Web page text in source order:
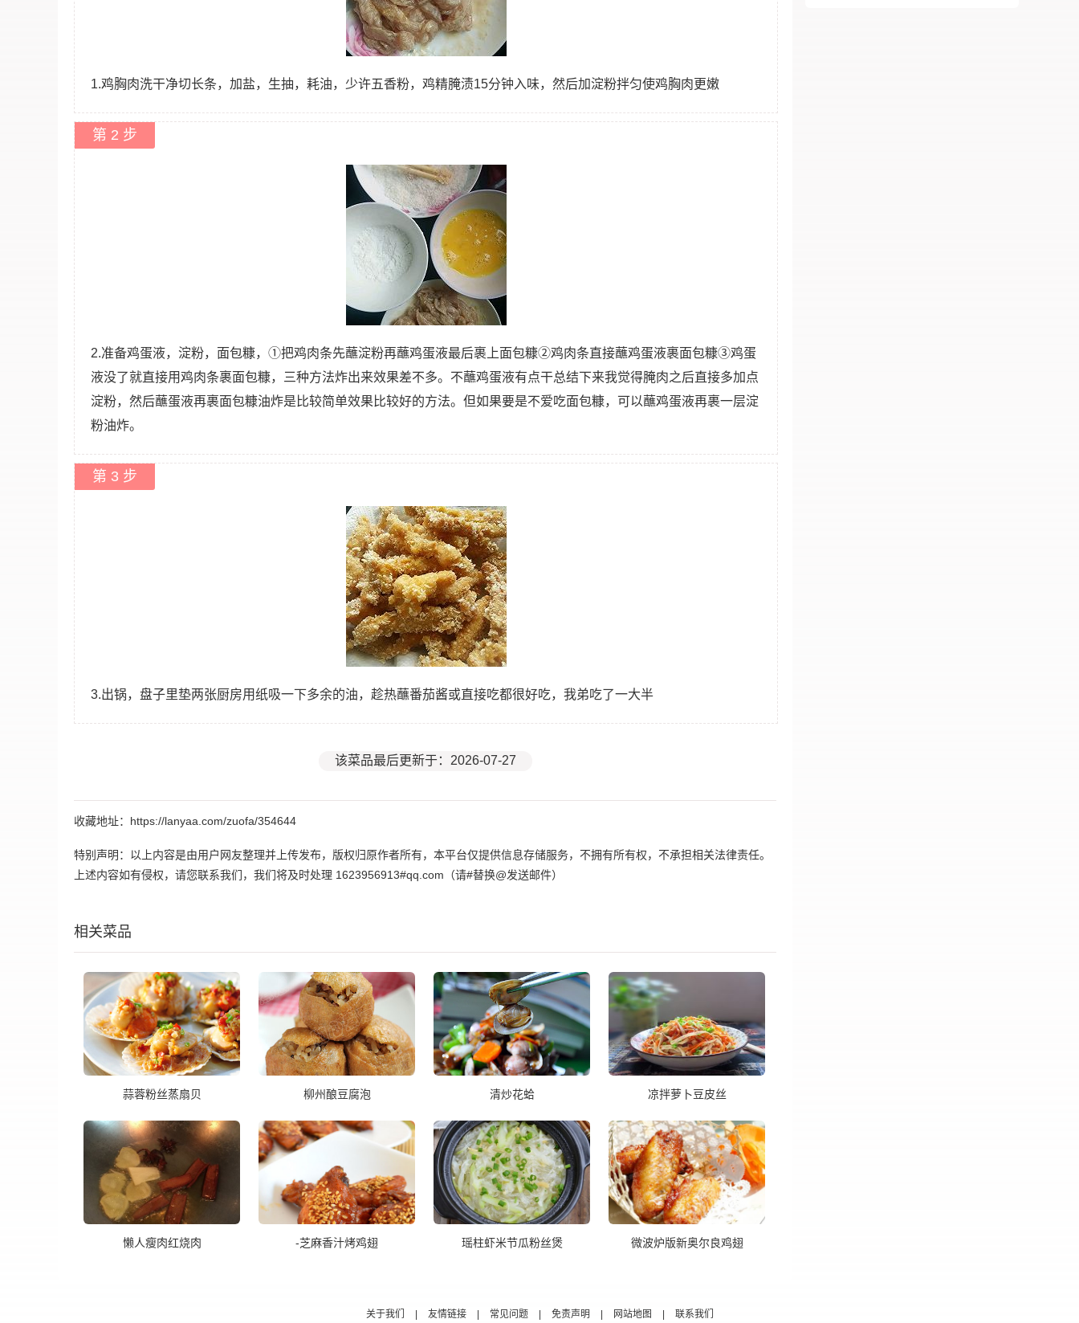
1.鸡胸肉洗干净切长条，加盐，生抽，耗油，少许五香粉，鸡精腌渍15分钟入味，然后加淀粉拌匀使鸡胸肉更嫩
第 2 步
2.准备鸡蛋液，淀粉，面包糠，①把鸡肉条先蘸淀粉再蘸鸡蛋液最后裹上面包糠②鸡肉条直接蘸鸡蛋液裹面包糠③鸡蛋
液没了就直接用鸡肉条裹面包糠，三种方法炸出来效果差不多。不蘸鸡蛋液有点干总结下来我觉得腌肉之后直接多加点
淀粉，然后蘸蛋液再裹面包糠油炸是比较简单效果比较好的方法。但如果要是不爱吃面包糠，可以蘸鸡蛋液再裹一层淀
粉油炸。
第 3 步
3.出锅，盘子里垫两张厨房用纸吸一下多余的油，趁热蘸番茄酱或直接吃都很好吃，我弟吃了一大半
该菜品最后更新于：2026-07-27
收藏地址：https://lanyaa.com/zuofa/354644
特别声明：以上内容是由用户网友整理并上传发布，版权归原作者所有，本平台仅提供信息存储服务，不拥有所有权，不承担相关法律责任。
上述内容如有侵权，请您联系我们，我们将及时处理 1623956913#qq.com（请#替换@发送邮件）
相关菜品
蒜蓉粉丝蒸扇贝 柳州酿豆腐泡 清炒花蛤 凉拌萝卜豆皮丝
懒人瘦肉红烧肉 -芝麻香汁烤鸡翅 瑶柱虾米节瓜粉丝煲 微波炉版新奥尔良鸡翅
关于我们 友情链接 常见问题 免责声明 网站地图 联系我们